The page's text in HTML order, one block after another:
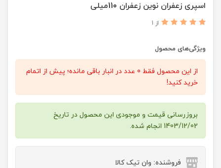
اسپری زعفران نوین زعفران 110میلی
از 1
ویژگی‌های محصول
از این محصول فقط 0 عدد در انبار باقی مانده؛ پیش از اتمام
خرید کنید!
بروزرسانی قیمت و موجودی این محصول در تاریخ
1403/12/02 انجام شده.
فروشنده: وان تیک کالا